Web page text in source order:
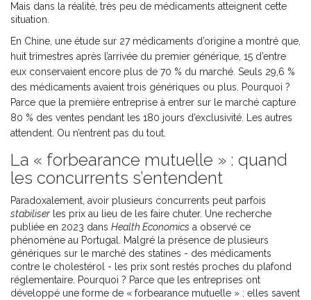
Mais dans la réalité, très peu de médicaments atteignent cette
situation.
En Chine, une étude sur 27 médicaments d’origine a montré que,
huit trimestres après l’arrivée du premier générique, 15 d’entre
eux conservaient encore plus de 70 % du marché. Seuls 29,6 %
des médicaments avaient trois génériques ou plus. Pourquoi ?
Parce que la première entreprise à entrer sur le marché capture
80 % des ventes pendant les 180 jours d’exclusivité. Les autres
attendent. Ou n’entrent pas du tout.
La « forbearance mutuelle » : quand
les concurrents s’entendent
Paradoxalement, avoir plusieurs concurrents peut parfois
stabiliser les prix au lieu de les faire chuter. Une recherche
publiée en 2023 dans Health Economics a observé ce
phénomène au Portugal. Malgré la présence de plusieurs
génériques sur le marché des statines - des médicaments
contre le cholestérol - les prix sont restés proches du plafond
réglementaire. Pourquoi ? Parce que les entreprises ont
développé une forme de « forbearance mutuelle » : elles savent